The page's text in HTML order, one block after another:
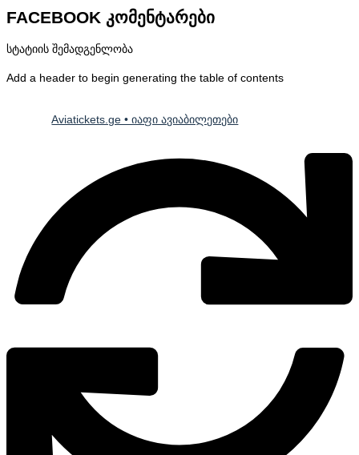
FACEBOOK კომენტარები
სტატიის შემადგენლობა
Add a header to begin generating the table of contents
Aviatickets.ge • იაფი ავიაბილეთები